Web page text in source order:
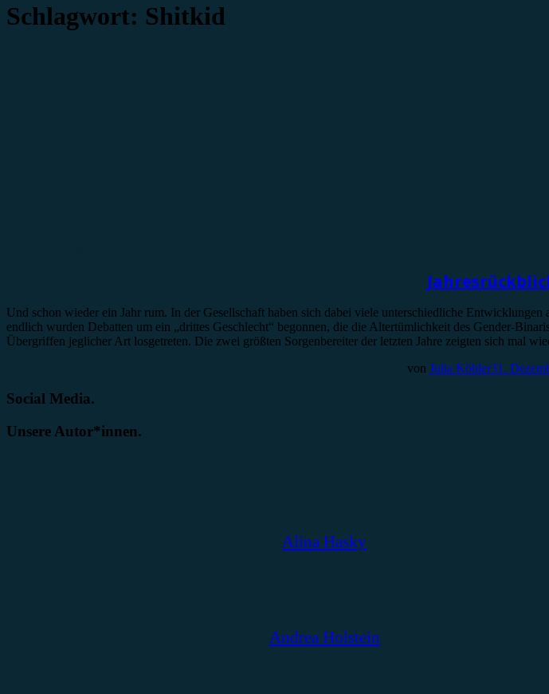
Schlagwort: Shitkid
Und schon wieder ein Jahr rum. In der Gesellschaft haben sich dabei viele unterschiedliche
endlich wurden Debatten um ein „drittes Geschlecht“ begonnen, die die Altertümlichkeit des Gender-
Übergriffen jeglicher Art losgetreten. Die zwei größten Sorgenbereiter der letzten Jahre zeigten sich mal
von Julia Köhler31.
Social Media.
Unsere Autor*innen.
Alina Hasky
Andrea Holstein